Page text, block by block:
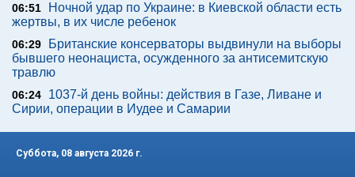
06:51
Ночной удар по Украине: в Киевской области есть
жертвы, в их числе ребенок
06:29
Британские консерваторы выдвинули на выборы
бывшего неонациста, осужденного за антисемитскую
травлю
06:24
1037-й день войны: действия в Газе, Ливане и
Сирии, операции в Иудее и Самарии
Суббота, 08 августа 2026 г.